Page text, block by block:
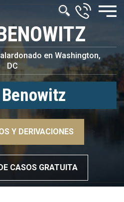
en Washington,
DC
Y DERIVACIONES
CASOS GRATUITA